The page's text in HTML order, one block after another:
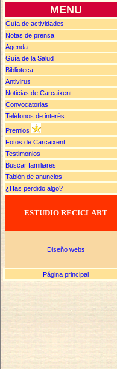
MENU
Guía de actividades
Notas de prensa
Agenda
Guía de la Salud
Biblioteca
Antivirus
Noticias de Carcaixent
Convocatorias
Teléfonos de interés
Premios
Fotos de Carcaixent
Testimonios
Buscar familiares
Tablón de anuncios
¿Has perdido algo?
ESTUDIO RECICLART
Diseño webs
Página principal